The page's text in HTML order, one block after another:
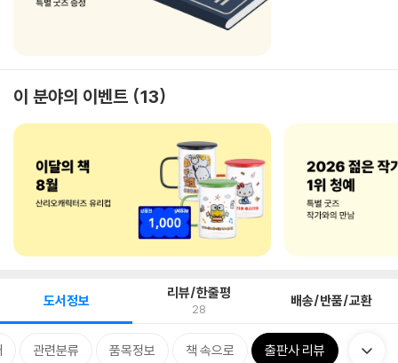
이 분야의 이벤트 13
도서정보 리뷰/한줄평
28 배송/반품/교환
관련분류 품목정보 책 속으로 출판사 리뷰